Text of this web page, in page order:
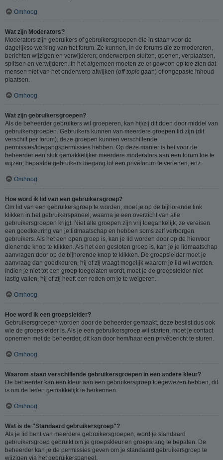
Omhoog
Wat zijn Moderators?
Moderators zijn gebruikers of gebruikersgroepen die in staan voor de
dagelijkse werking van het forum. Ze kunnen, in de forums die ze modereren,
berichten wijzigen en verwijderen; onderwerpen sluiten, openen, verplaatsen,
splitsen en verwijderen. In het algemeen moeten ze er gewoon op toe zien dat
mensen niet van het onderwerp afwijken (off-topic gaan) of ongepaste inhoud
plaatsen.
Omhoog
Wat zijn gebruikersgroepen?
Als de beheerder gebruikers wil groeperen, kan hij/zij dit doen door middel van
gebruikersgroepen. Gebruikers kunnen van meerdere groepen lid zijn (dit
verschilt per forum), deze groepen kunnen verschillende
permissies/toegangspermissies hebben. Op deze manier is het voor de
beheerder een stuk gemakkelijker meerdere moderators aan een forum toe te
wijzen, bepaalde gebruikers toegang tot een privéforum te verlenen, enz.
Omhoog
Hoe word ik lid van een gebruikersgroep?
Om lid van een gebruikersgroep te worden, moet je op de bijhorende link
klikken in het gebruikerspaneel, waarna je een overzicht van alle
gebruikersgroepen krijgt. Niet alle groepen zijn vrij toegankelijk, ze vereisen
een goedkeuring van je lidmaatschap en hebben soms zelf verborgen
gebruikers. Als het een open groep is, kan je lid worden door op de hiervoor
dienende knop te klikken. Als het een gesloten groep is, kan je je lidmaatschap
aanvragen door op de bijhorende knop te klikken. De groepsleider moet je
aanvraag dan goedkeuren, hij of zij vraagt mogelijk waarom je lid wil worden.
Indien je niet tot een groep toegelaten wordt, moet je de groepsleider niet
lastig vallen, hij of zij heeft een reden om je te weigeren.
Omhoog
Hoe word ik een groepsleider?
Gebruikersgroepen worden door de beheerder gemaakt, deze beslist dus ook
wie de groepsleider is. Als je een gebruikersgroep wil starten, moet je contact
opnemen met de beheerder, dit kan door hem/haar een privébericht te sturen.
Omhoog
Waarom staan verschillende gebruikersgroepen in een andere kleur?
De beheerder kan een kleur aan een gebruikersgroep toegewezen hebben, dit
is om de leden gemakkelijk te herkennen.
Omhoog
Wat is de "Standaard gebruikersgroep"?
Als je lid bent van meerdere gebruikersgroepen, word je standaard
gebruikersgroep gebruikt om je groepskleur en groepsrang te bepalen. De
beheerder kan je de permissies geven om je standaard gebruikersgroep te
wijzigen via het gebruikerspaneel.